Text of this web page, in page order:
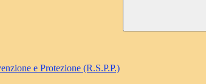
e Protezione (R.S.P.P.)